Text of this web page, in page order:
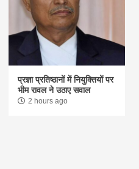
प्रज्ञा प्रतिष्ठानों में नियुक्तियों पर
भीम रावल ने उठाए सवाल
2 hours ago